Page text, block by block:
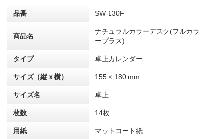
品番 SW-130F
商品名
ナチュラルカラーデスク(フルカラ
ープラス)
タイプ 卓上カレンダー
サイズ（縦ｘ横） 155 × 180 mm
サイズ名 卓上
枚数 14枚
用紙 マットコート紙